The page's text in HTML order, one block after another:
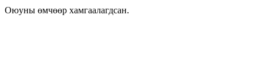
Оюуны өмчөөр хамгаалагдсан.